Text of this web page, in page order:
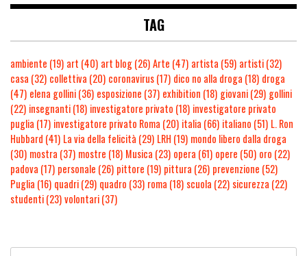
TAG
ambiente (19) art (40) art blog(26)Arte (47) artista (59) artisti(32)
casa (32) collettiva (20) coronavirus(17) dico no alla droga (18) droga
(47) elena gollini(36) esposizione (37) exhibition (18) giovani(29) gollini
(22) insegnanti(18) investigatore privato (18) investigatore privato
puglia (17) investigatore privato Roma (20) italia (66) italiano (51) L. Ron
Hubbard (41) La via della felicità (29) LRH (19) mondo libero dalla droga
(30) mostra (37) mostre (18) Musica (23) opera (61) opere (50) oro (22)
padova (17) personale (26) pittore (19) pittura (26) prevenzione (52)
Puglia (16) quadri(29) quadro (33) roma (18) scuola (22) sicurezza (22)
studenti(23)volontari(37)